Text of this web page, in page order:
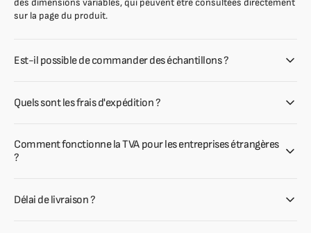
des dimensions variables, qui peuvent être consultées directement
sur la page du produit.
Est-il possible de commander des échantillons ?
Quels sont les frais d'expédition ?
Comment fonctionne la TVA pour les entreprises étrangères
?
Délai de livraison ?